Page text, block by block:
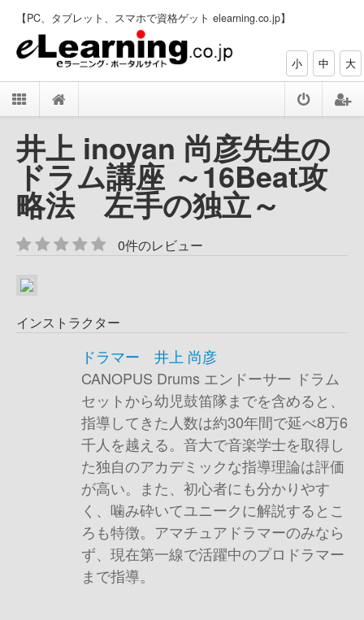
【PC、タブレット、スマホで資格ゲット elearning.co.jp】
小 中 大
井上 inoyan 尚彦先生の
ドラム講座 ～16Beat攻
略法 左手の独立～
0件のレビュー
インストラクター
ドラマー 井上 尚彦
CANOPUS Drums エンドーサー ドラム
セットから幼児鼓笛隊までを含めると、
指導してきた人数は約30年間で延べ8万6
千人を越える。音大で音楽学士を取得し
た独自のアカデミックな指導理論は評価
が高い。また、初心者にも分かりやす
く、噛み砕いてユニークに解説するとこ
ろも特徴。アマチュアドラマーのみなら
ず、現在第一線で活躍中のプロドラマー
まで指導。